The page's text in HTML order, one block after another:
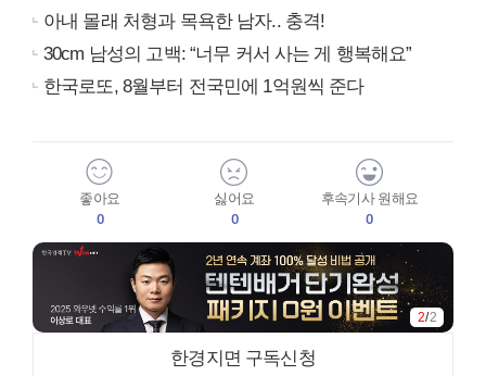
아내 몰래 처형과 목욕한 남자.. 충격!
30cm 남성의 고백: “너무 커서 사는 게 행복해요”
한국로또, 8월부터 전국민에 1억원씩 준다
좋아요
0
싫어요
0
후속기사 원해요
0
2/2
한경지면 구독신청